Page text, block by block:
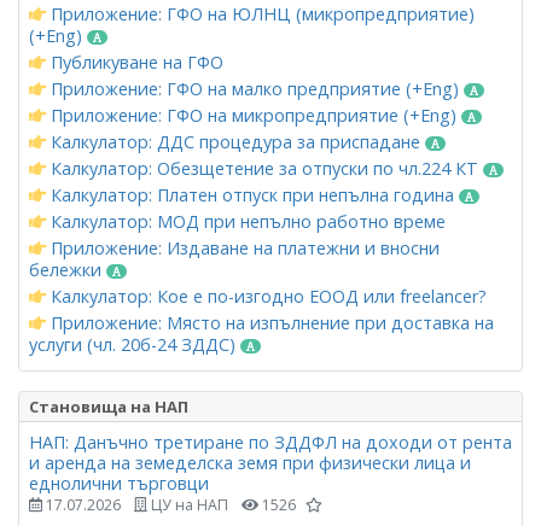
Приложение: ГФО на ЮЛНЦ (микропредприятие)
(+Eng)
Публикуване на ГФО
Приложение: ГФО на малко предприятие (+Eng)
Приложение: ГФО на микропредприятие (+Eng)
Калкулатор: ДДС процедура за приспадане
Калкулатор: Обезщетение за отпуски по чл.224 КТ
Калкулатор: Платен отпуск при непълна година
Калкулатор: МОД при непълно работно време
Приложение: Издаване на платежни и вносни
бележки
Калкулатор: Кое е по-изгодно ЕООД или freelancer?
Приложение: Място на изпълнение при доставка на
услуги (чл. 20б-24 ЗДДС)
Становища на НАП
НАП: Данъчно третиране по ЗДДФЛ на доходи от рента
и аренда на земеделска земя при физически лица и
еднолични търговци
17.07.2026 ЦУ на НАП 1526